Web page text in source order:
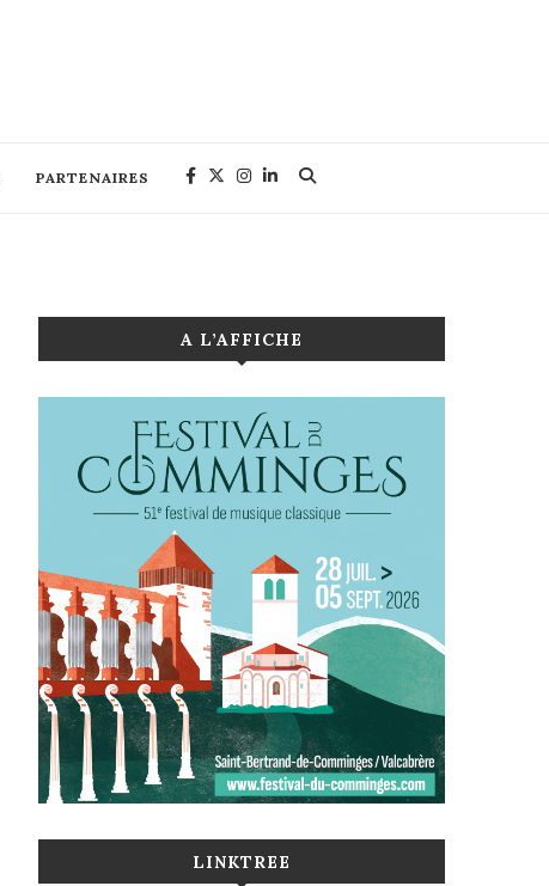
PARTENAIRES
A L’AFFICHE
LINKTREE